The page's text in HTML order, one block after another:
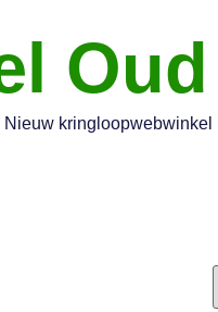
kringloopwebwinkel